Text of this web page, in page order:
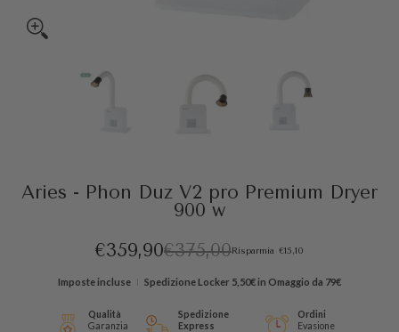
Aries - Phon Duz V2 pro Premium Dryer 900 w miniature media
Aries - Phon Duz V2 pro Premium Dryer 900 w
Aries - Phon Duz V2 pro
Aries - Phon Duz V2 pro Premium Dryer
900 w
€359,90€375,00Risparmia €15,10
Imposte incluse SpedizioneLocker 5,50€ in Omaggio da 79€
Qualità
Garanzia
Spedizione
Express
Ordini
Evasione